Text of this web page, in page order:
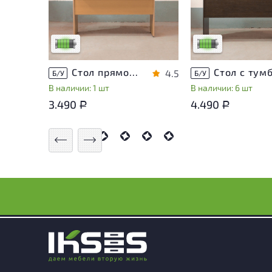
на удобство его
использования
Низкая степень износа
Б/У Стол прямоугольный ЛДСП Ольха
В наличии: 1 шт
4.5
3.490 Р
эксплуатации, не
использования
Низкая степень
Б/У
В наличии: 6 шт
4.490 Р